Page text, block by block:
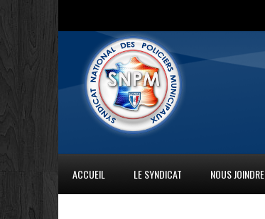
ACCUEIL LE SYNDICAT NOUS JOINDRE